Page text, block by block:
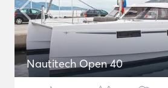
Nautitech Open 40